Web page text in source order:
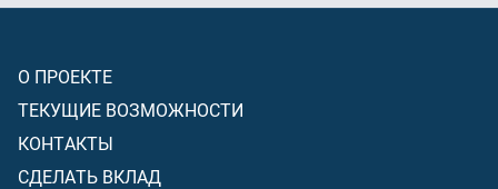
О ПРОЕКТЕ
ТЕКУЩИЕ ВОЗМОЖНОСТИ
КОНТАКТЫ
СДЕЛАТЬ ВКЛАД